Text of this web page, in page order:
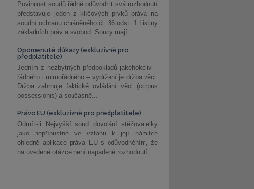
Povinnost soudů řádně odůvodnit svá rozhodnutí
představuje jeden z klíčových prvků práva na
soudní ochranu chráněného čl. 36 odst. 1 Listiny
základních práv a svobod. Soudy mají...
Opomenuté důkazy (exkluzivně pro
předplatitele)
Jedním z nezbytných předpokladů jakéhokoliv –
řádného i mimořádného – vydržení je držba věci.
Držba zahrnuje faktické ovládání věci (corpus
possessionis) a současně...
Právo EU (exkluzivně pro předplatitele)
Odmítl-li Nejvyšší soud dovolání stěžovatelky
jako nepřípustné ve vztahu k její námitce
ohledně aplikace práva EU s odůvodněním, že
na uvedené otázce není napadené rozhodnutí...